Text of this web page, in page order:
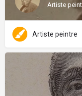
Artiste
Artiste peintre